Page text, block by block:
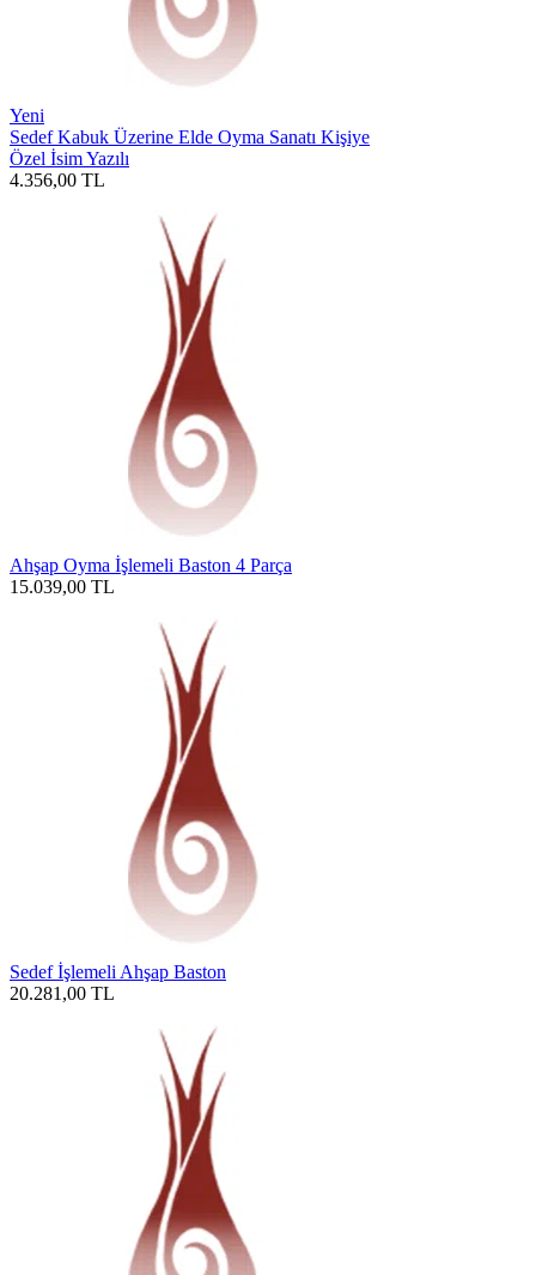
Yeni
Sedef Kabuk Üzerine Elde Oyma Sanatı Kişiye
Özel İsim Yazılı
4.356,00 TL
Ahşap Oyma İşlemeli Baston 4 Parça
15.039,00 TL
Sedef İşlemeli Ahşap Baston
20.281,00 TL